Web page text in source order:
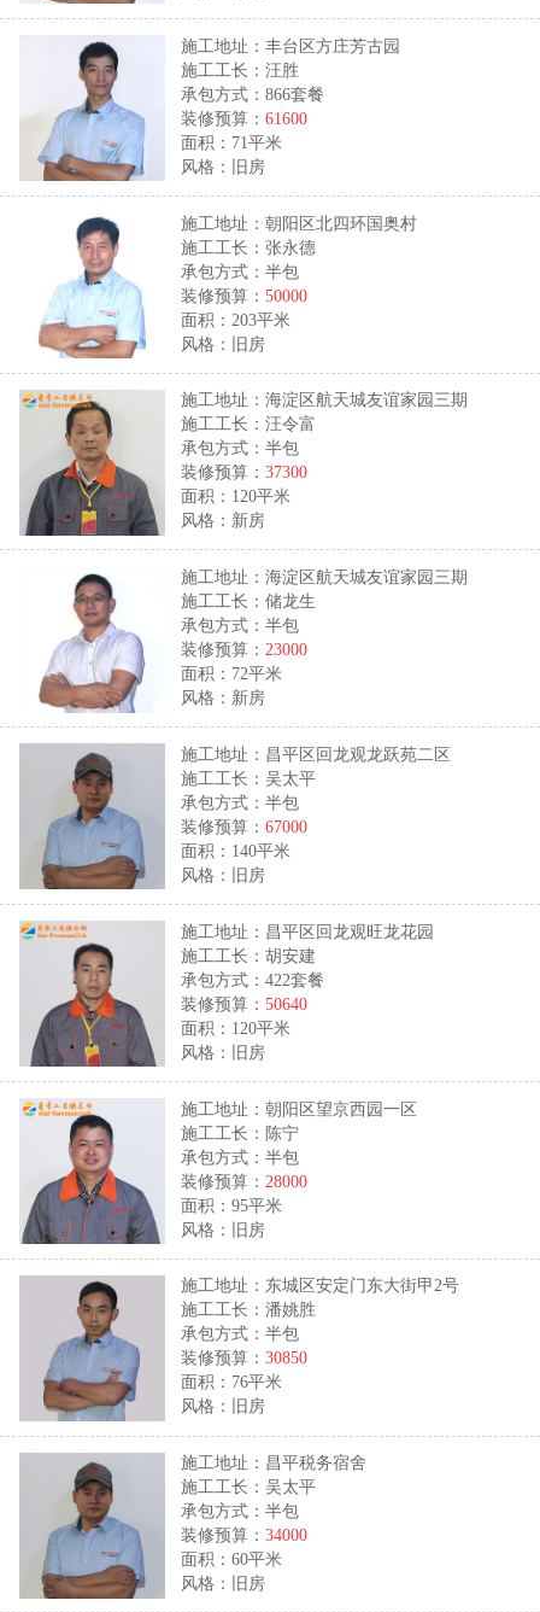
施工地址：丰台区方庄芳古园
施工工长：汪胜
承包方式：866套餐
装修预算：61600
面积：71平米
风格：旧房
施工地址：朝阳区北四环国奥村
施工工长：张永德
承包方式：半包
装修预算：50000
面积：203平米
风格：旧房
施工地址：海淀区航天城友谊家园三期
施工工长：汪令富
承包方式：半包
装修预算：37300
面积：120平米
风格：新房
施工地址：海淀区航天城友谊家园三期
施工工长：储龙生
承包方式：半包
装修预算：23000
面积：72平米
风格：新房
施工地址：昌平区回龙观龙跃苑二区
施工工长：吴太平
承包方式：半包
装修预算：67000
面积：140平米
风格：旧房
施工地址：昌平区回龙观旺龙花园
施工工长：胡安建
承包方式：422套餐
装修预算：50640
面积：120平米
风格：旧房
施工地址：朝阳区望京西园一区
施工工长：陈宁
承包方式：半包
装修预算： 28000
面积：95平米
风格：旧房
施工地址：东城区安定门东大街甲2号
施工工长：潘姚胜
承包方式：半包
装修预算：30850
面积：76平米
风格：旧房
施工地址：昌平税务宿舍
施工工长：吴太平
承包方式：半包
装修预算：34000
面积：60平米
风格：旧房